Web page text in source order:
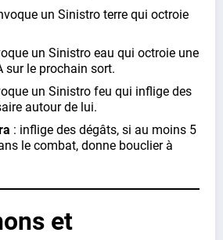
un Sinistro terre qui octroie
un Sinistro eau qui octroie une
sur le prochain sort.
un Sinistro feu qui inflige des
autour de lui.
: inflige des dégâts, si au moins 5
le combat, donne bouclier à
et